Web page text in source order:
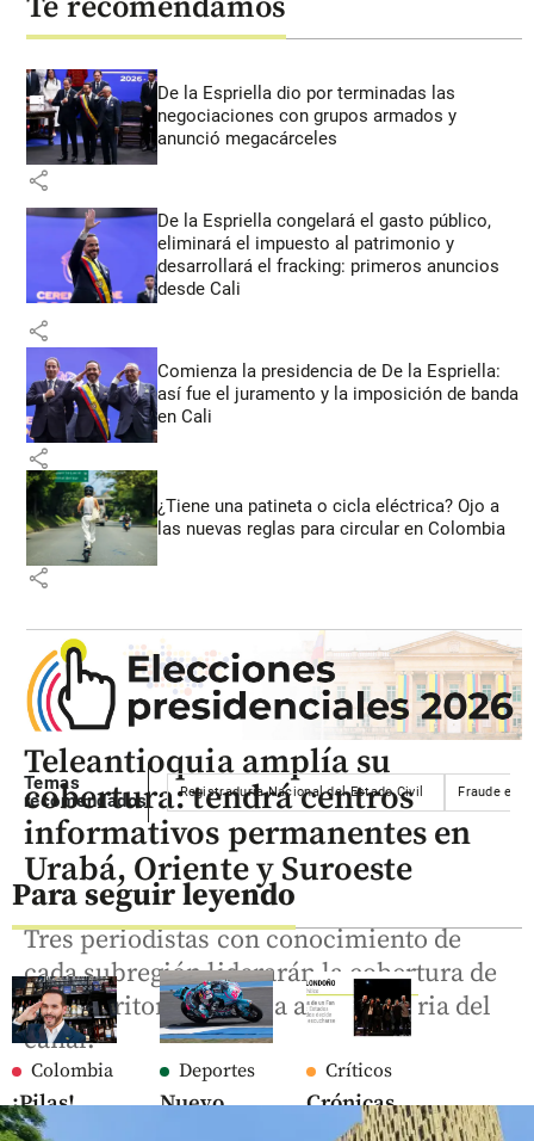
De la Espriella dio por terminadas las
negociaciones con grupos armados y
anunció megacárceles
share
De la Espriella congelará el gasto público,
eliminará el impuesto al patrimonio y
desarrollará el fracking: primeros anuncios
desde Cali
share
Comienza la presidencia de De la Espriella:
así fue el juramento y la imposición de banda
en Cali
share
¿Tiene una patineta o cicla eléctrica? Ojo a
las nuevas reglas para circular en Colombia
share
Temas
recomendados
Registraduría Nacional del Estado Civil Fraude
Para seguir leyendo
Colombia
¡Pilas!
Estas son
Deportes
Nuevo
Críticos
Crónicas
de un Fan
Teleantioquia amplía su
cobertura: tendrá centros
informativos permanentes en
Urabá, Oriente y Suroeste
Tres periodistas con conocimiento de
cada subregión liderarán la cobertura de
esos territorios para la agenda diaria del
canal.